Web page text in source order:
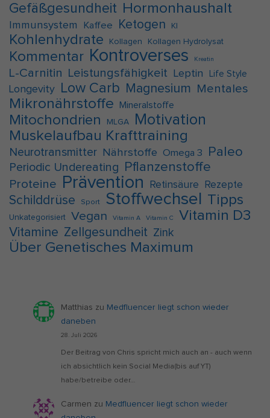
Gefäßgesundheit Hormonhaushalt
Immunsystem Kaffee Ketogen KI
Kohlenhydrate Kollagen Kollagen Hydrolysat
Kommentar Kontroverses Kreatin
L-Carnitin Leistungsfähigkeit Leptin Life Style
Longevity Low Carb Magnesium Mentales
Mikronährstoffe Mineralstoffe
Mitochondrien MLGA Motivation
Muskelaufbau Krafttraining
Neurotransmitter Nährstoffe Omega 3 Paleo
Periodic Undereating Pflanzenstoffe
Proteine Prävention Retinsäure Rezepte
Schilddrüse Sport Stoffwechsel Tipps
Unkategorisiert Vegan Vitamin A Vitamin C Vitamin D3
Vitamine Zellgesundheit Zink
Über Genetisches Maximum
Matthias zu Medfluencer liegt schon wieder
daneben
28. Juli 2026
Der Beitrag von Chris spricht mich auch an - auch wenn
ich absichtlich kein Social Media(bis auf YT)
habe/betreibe oder…
Carmen zu Medfluencer liegt schon wieder